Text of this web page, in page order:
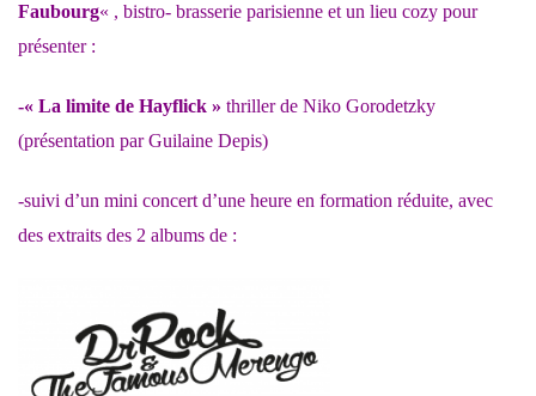
Faubourg« , bistro- brasserie parisienne et un lieu cozy pour
présenter :
-« La limite de Hayflick » thriller de Niko Gorodetzky
(présentation par Guilaine Depis)
-suivi d’un mini concert d’une heure en formation réduite, avec
des extraits des 2 albums de :